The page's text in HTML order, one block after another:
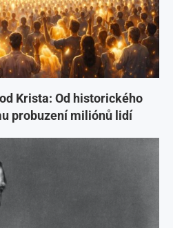
Krista: Od historického
probuzení miliónů lidí